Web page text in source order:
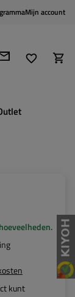
Mijn account
kunt